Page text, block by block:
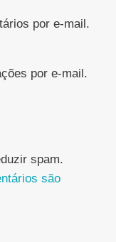
por e-mail.
por e-mail.
spam.
são